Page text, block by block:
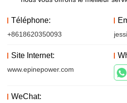
Téléphone:
+8618620350093
Site Internet:
www.epinepower.com
WeChat: